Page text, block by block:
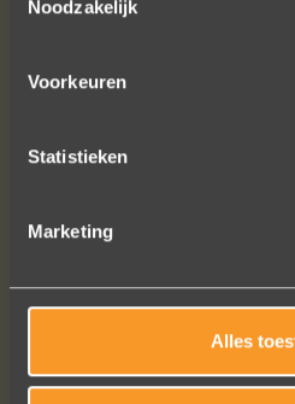
Noodzakelijk
Voorkeuren
Statistieken
Marketing
Alles
keuze en correcte